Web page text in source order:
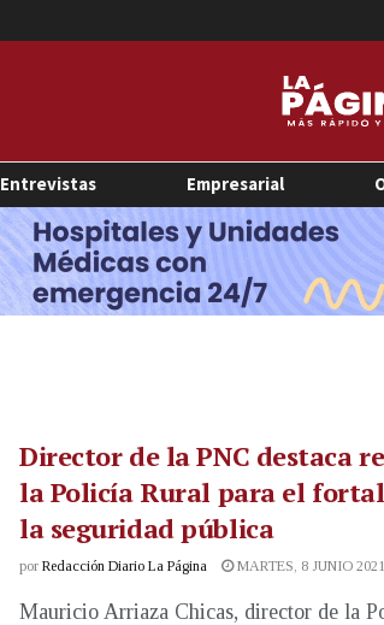
Entrevistas Empresarial
Director de la PNC destaca
la Policía Rural para el
la seguridad pública
por Redacción Diario La Página MARTES, 8 JUNIO
Mauricio Arriaza Chicas, director de la